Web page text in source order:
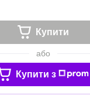
Купити
або
Купити з